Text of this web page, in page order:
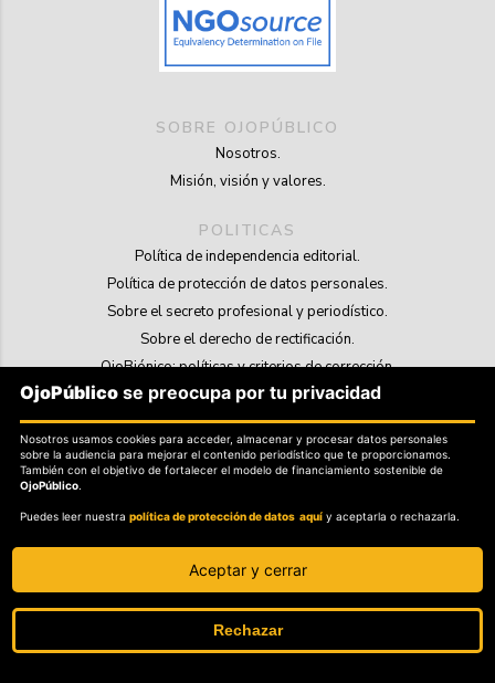
SOBRE OJOPÚBLICO
Nosotros.
Misión, visión y valores.
POLITICAS
Política de independencia editorial.
Política de protección de datos personales.
Sobre el secreto profesional y periodístico.
Sobre el derecho de rectificación.
OjoBiónico: políticas y criterios de corrección.
Sobre libertad de información frente a pedidos de retiro de contenidos.
SOSTENIBILIDAD
La Tienda de OjoPúblico.
OjoLab.
OjoPúblico se preocupa por tu privacidad
Nosotros usamos cookies para acceder, almacenar y procesar datos personales
sobre la audiencia para mejorar el contenido periodístico que te proporcionamos.
También con el objetivo de fortalecer el modelo de financiamiento sostenible de
OjoPúblico.
Puedes leer nuestrapolítica de protección de datos aquí y aceptarla o rechazarla.
Aceptar y cerrar
Rechazar